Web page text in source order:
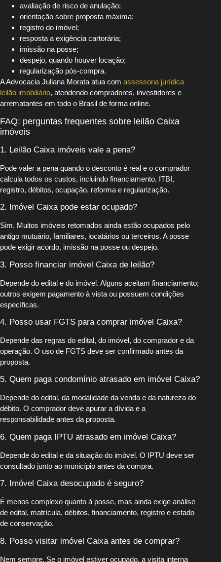
avaliação de risco de anulação;
orientação sobre proposta máxima;
registro do imóvel;
resposta a exigência cartorária;
imissão na posse;
despejo, quando houver locação;
regularização pós-compra.
A Advocacia Juliana Morata atua com assessoria jurídica
leilão imobiliário, atendendo compradores, investidores e
arrematantes em todo o Brasil de forma online.
FAQ: perguntas frequentes sobre leilão Caixa
imóveis
1. Leilão Caixa imóveis vale a pena?
Pode valer a pena quando o desconto é real e o comprador
calcula todos os custos, incluindo financiamento, ITBI,
registro, débitos, ocupação, reforma e regularização.
2. Imóvel Caixa pode estar ocupado?
Sim. Muitos imóveis retomados ainda estão ocupados pelo
antigo mutuário, familiares, locatários ou terceiros. A posse
pode exigir acordo, imissão na posse ou despejo.
3. Posso financiar imóvel Caixa de leilão?
Depende do edital e do imóvel. Alguns aceitam financiamento;
outros exigem pagamento à vista ou possuem condições
específicas.
4. Posso usar FGTS para comprar imóvel Caixa?
Depende das regras do edital, do imóvel, do comprador e da
operação. O uso de FGTS deve ser confirmado antes da
proposta.
5. Quem paga condomínio atrasado em imóvel Caixa?
Depende do edital, da modalidade da venda e da natureza do
débito. O comprador deve apurar a dívida e a
responsabilidade antes da proposta.
6. Quem paga IPTU atrasado em imóvel Caixa?
Depende do edital e da situação do imóvel. O IPTU deve ser
consultado junto ao município antes da compra.
7. Imóvel Caixa desocupado é seguro?
É menos complexo quanto à posse, mas ainda exige análise
de edital, matrícula, débitos, financiamento, registro e estado
de conservação.
8. Posso visitar imóvel Caixa antes de comprar?
Nem sempre. Se o imóvel estiver ocupado, a visita interna